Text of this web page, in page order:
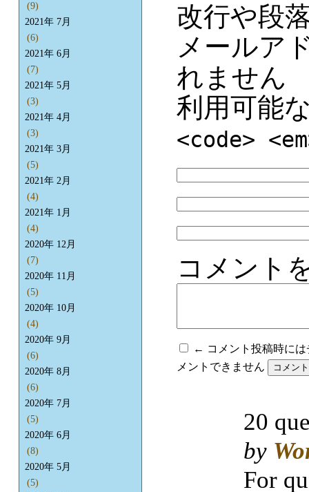
改行や段
メールア
れません
利用可能
<code>
コメント
← コメント投稿時に
メントできません
(9)
2021年 7月
(6)
2021年 6月
(7)
2021年 5月
(3)
2021年 4月
(3)
2021年 3月
(5)
2021年 2月
(4)
2021年 1月
(4)
2020年 12月
(7)
2020年 11月
(5)
2020年 10月
(4)
2020年 9月
(6)
2020年 8月
(6)
2020年 7月
(5)
2020年 6月
(8)
2020年 5月
(5)
20
by
For